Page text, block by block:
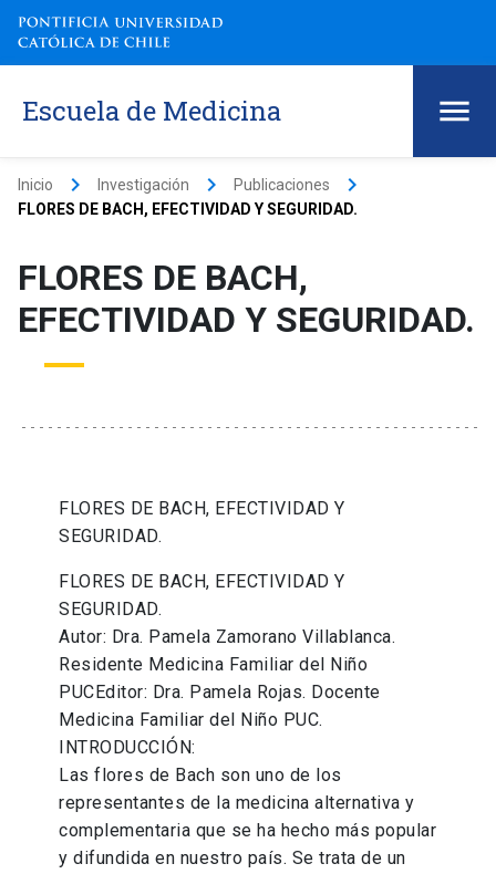
Escuela de Medicina
Inicio keyboard_arrow_right Investigación keyboard_arrow_right Publicaciones keyboard_arrow_right
FLORES DE BACH, EFECTIVIDAD Y SEGURIDAD.
FLORES DE BACH,
EFECTIVIDAD Y SEGURIDAD.
FLORES DE BACH, EFECTIVIDAD Y
SEGURIDAD.
FLORES DE BACH, EFECTIVIDAD Y
SEGURIDAD.
Autor: Dra. Pamela Zamorano Villablanca.
Residente Medicina Familiar del Niño
PUCEditor: Dra. Pamela Rojas. Docente
Medicina Familiar del Niño PUC.
INTRODUCCIÓN:
Las flores de Bach son uno de los
representantes de la medicina alternativa y
complementaria que se ha hecho más popular
y difundida en nuestro país. Se trata de un